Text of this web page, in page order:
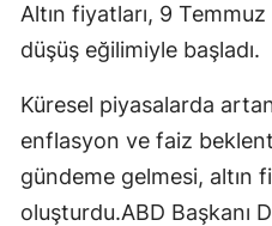
Altın fiyatları, 9
düşüş eğilimiyle başladı.
Küresel piyasalarda
enflasyon ve faiz
gündeme gelmesi, altın
oluşturdu.ABD Başkanı